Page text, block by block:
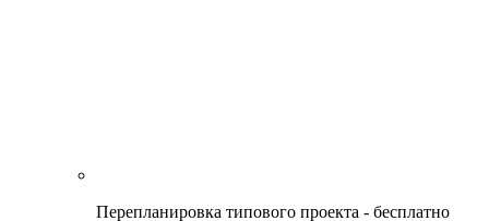
Перепланировка типового проекта - бесплатно